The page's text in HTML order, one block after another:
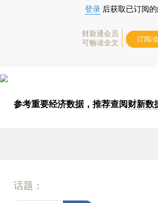
登录 后获取已订阅
财新通会员
可畅读全文
订阅/
参考重要经济数据，推荐查阅财新数
话题：